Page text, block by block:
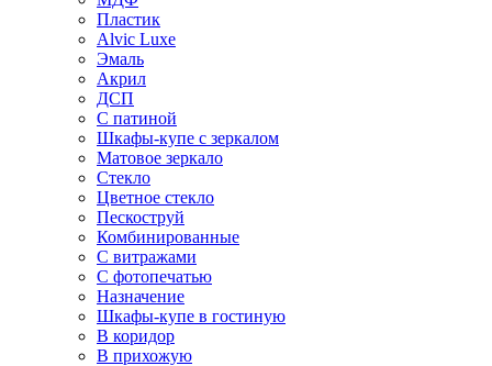
Пластик
Alvic Luxe
Эмаль
Акрил
ДСП
С патиной
Шкафы-купе с зеркалом
Матовое зеркало
Стекло
Цветное стекло
Пескоструй
Комбинированные
С витражами
С фотопечатью
Назначение
Шкафы-купе в гостиную
В коридор
В прихожую